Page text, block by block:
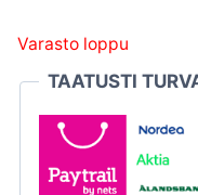
Varasto loppu
TAATUSTI